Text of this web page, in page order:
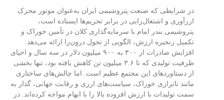
در شرایطی که صنعت پتروشیمی ایران به‌عنوان موتور محرک
ارزآوری و اشتغال‌زایی در برابر تحریم‌ها ایستاده است،
پتروشیمی بندر امام با سرمایه‌گذاری کلان در تأمین خوراک و
تکمیل زنجیره ارزش، الگویی از تحول درون‌زا ارائه می‌دهد.
افزایش صادرات از ۳۰۰ به ۹۰۰ میلیون دلار در سه سال و احیای
ظرفیت تولیدی که تا ۳.۶ میلیون تن کاهش یافته بود، تنها بخشی
از دستاوردهای این مجتمع عظیم است. اما چالش‌های ساختاری
مانند ناترازی خوراک، سیاست‌های ارزی و رقابت جهانی، گذار به
سمت تولیدات با ارزش افزوده بالا را با ابهام مواجه کرده‌اند. در